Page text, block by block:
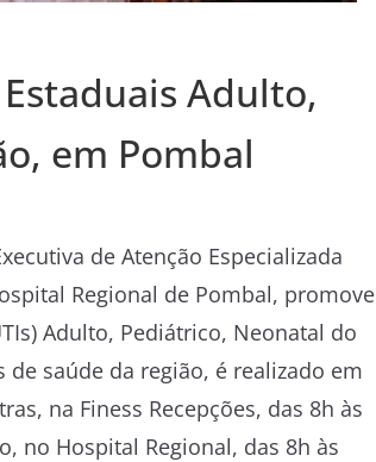
Adulto,
em Pombal
de Atenção Especializada
Regional de Pombal, promove
Adulto, Pediátrico, Neonatal do
saúde da região, é realizado em
na Finess Recepções, das 8h às
no Hospital Regional, das 8h às